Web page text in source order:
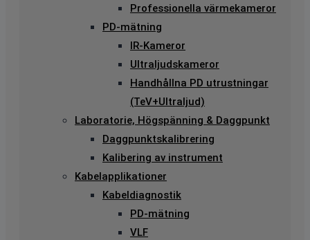
Professionella värmekameror
PD-mätning
IR-Kameror
Ultraljudskameror
Handhållna PD utrustningar
(TeV+Ultraljud)
Laboratorie, Högspänning & Daggpunkt
Daggpunktskalibrering
Kalibering av instrument
Kabelapplikationer
Kabeldiagnostik
PD-mätning
VLF